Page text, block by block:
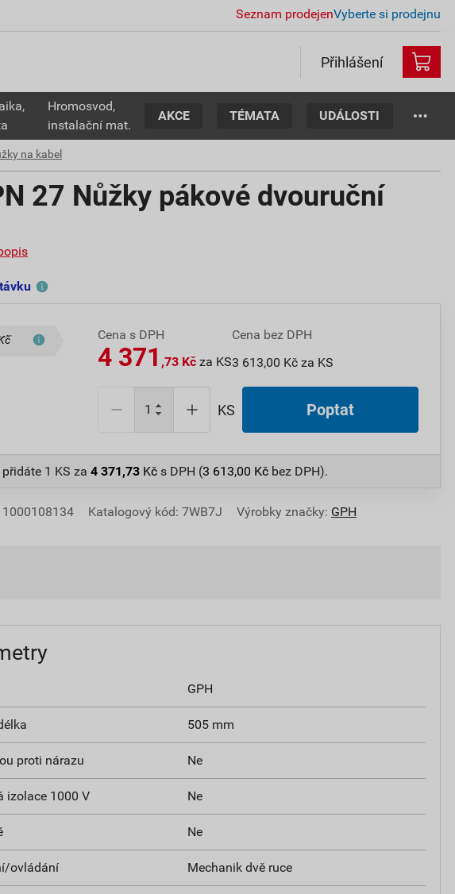
Seznam prodejenVyberte si prodejnu
Přihlášení
Hromosvod,
instalační mat.
AKCE TÉMATA UDÁLOSTI
na kabel
27 Nůžky pákové dvouruční
Cena s DPH
4 371 ,73 Kč za KS
Cena bez DPH
3 613,00 Kč za KS
KS Poptat
1 KS za 4 371,73 Kč s DPH (3 613,00 Kč bez DPH).
1000108134 Katalogový kód: 7WB7J Výrobky značky: GPH
GPH
505 mm
proti nárazu Ne
izolace 1000 V Ne
Ne
ovládání Mechanik dvě ruce